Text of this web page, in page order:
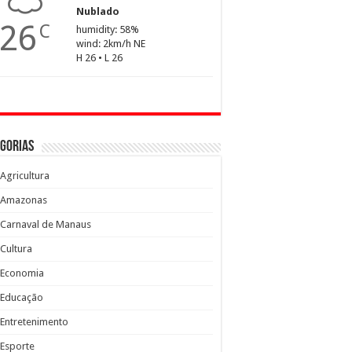
26 C
Nublado
humidity: 58%
wind: 2km/h NE
H 26 • L 26
Agricultura
Amazonas
Carnaval de Manaus
Cultura
Economia
Educação
Entretenimento
Esporte